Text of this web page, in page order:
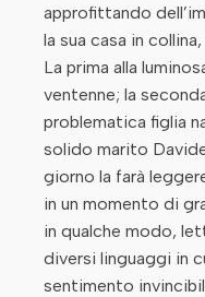
approfittando
la sua casa in
La prima alla
ventenne; la
problematica figlia
solido marito
giorno la farà
in un momento di
in qualche modo,
diversi linguaggi in
sentimento